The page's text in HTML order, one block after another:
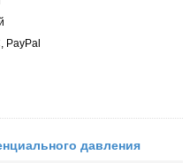
PayPal
давления